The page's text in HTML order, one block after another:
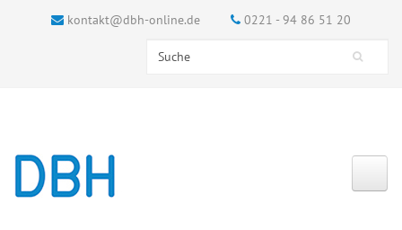
kontakt@dbh-online.de 0221 - 94 86 51 20
Suchformular
Search this site